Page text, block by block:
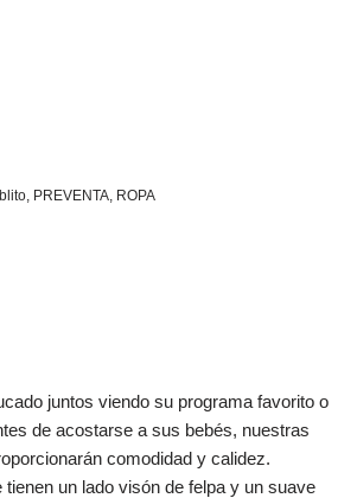
PREVENTA ROPA
juntos viendo su programa favorito o
de acostarse a sus bebés, nuestras
comodidad y calidez.
un lado visón de felpa y un suave